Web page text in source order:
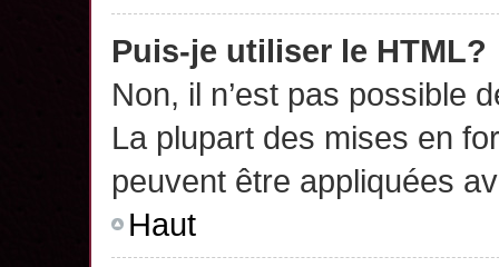
Puis-je utiliser le HTML?
Non, il n’est pas possible
La plupart des mises en
peuvent être appliquées
Haut